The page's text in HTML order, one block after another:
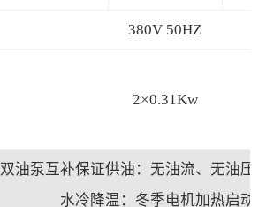
380V 50HZ
2×0.31Kw
双油泵互补保证供油：无油流、无油压
水冷降温：冬季电机加热启动